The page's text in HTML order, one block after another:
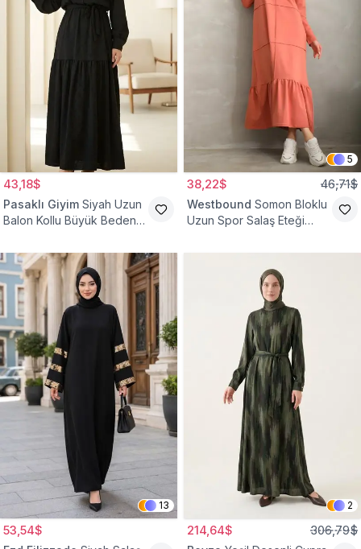
43,18$
Pasaklı Giyim Siyah Uzun
Balon Kollu Büyük Beden
5
38,22$ 46,71$
Westbound Somon Bloklu
Uzun Spor Salaş Eteği
13
53,54$
2
214,64$ 306,79$